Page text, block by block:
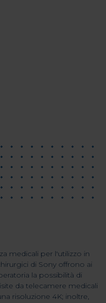
medicali per l'utilizzo in
di Sony offrono ai
la possibilità di
da telecamere medicali
risoluzione 4K; inoltre,